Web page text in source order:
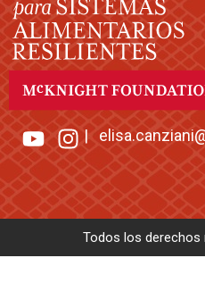
|
Todos los